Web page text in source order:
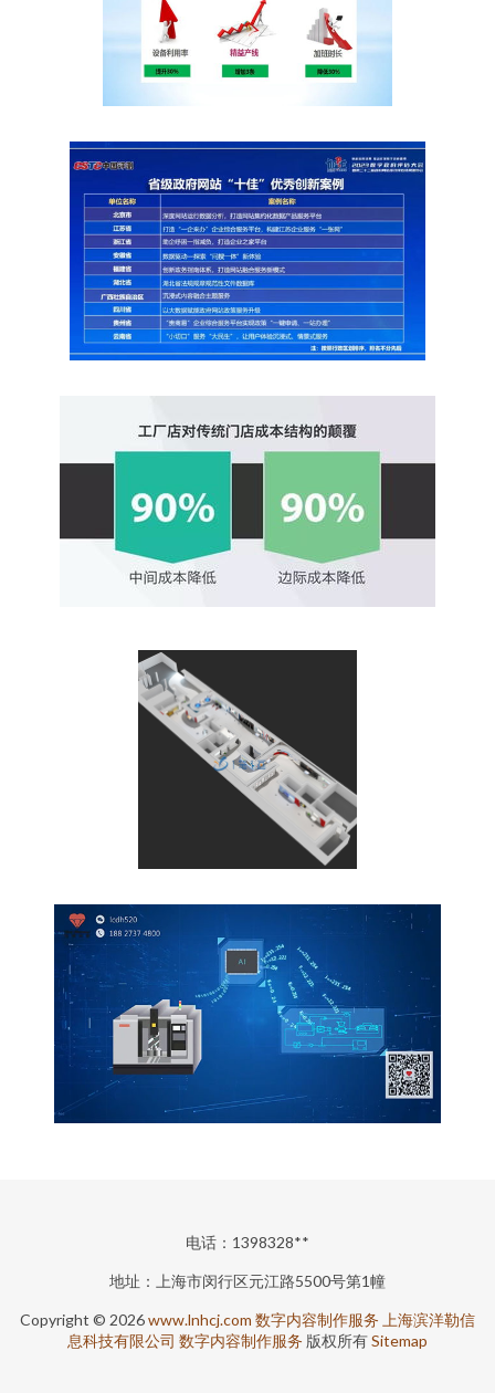
电话：1398328**
地址：上海市闵行区元江路5500号第1幢
Copyright © 2026www.lnhcj.com 数字内容制作服务 上海滨洋勒信
息科技有限公司 数字内容制作服务 版权所有Sitemap